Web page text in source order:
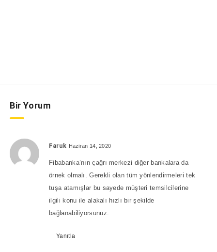
Bir Yorum
Faruk Haziran 14, 2020
Fibabanka’nın çağrı merkezi diğer bankalara da
örnek olmalı. Gerekli olan tüm yönlendirmeleri tek
tuşa atamışlar bu sayede müşteri temsilcilerine
ilgili konu ile alakalı hızlı bir şekilde
bağlanabiliyorsunuz.
Yanıtla